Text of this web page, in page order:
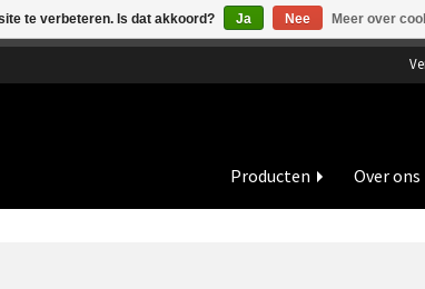
Producten Over ons
te verbeteren. Is dat akkoord? Ja Nee Meer over
zijn wij in juli en augustus op dinsdag en woensdag